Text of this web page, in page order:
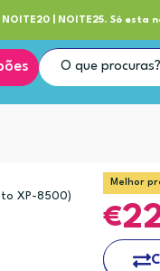
| NOITE25. Só esta
Entrega
XP-8500)
Melhor